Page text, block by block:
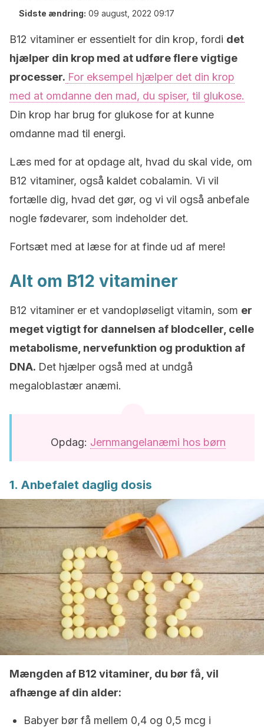
Sidste ændring: 09 august, 2022 09:17
B12 vitaminer er essentielt for din krop, fordi det
hjælper din krop med at udføre flere vigtige
processer. For eksempel hjælper det din krop
med at omdanne den mad, du spiser, til glukose.
Din krop har brug for glukose for at kunne
omdanne mad til energi.
Læs med for at opdage alt, hvad du skal vide, om
B12 vitaminer, også kaldet cobalamin. Vi vil
fortælle dig, hvad det gør, og vi vil også anbefale
nogle fødevarer, som indeholder det.
Fortsæt med at læse for at finde ud af mere!
Alt om B12 vitaminer
B12 vitaminer er et vandopløseligt vitamin, som er
meget vigtigt for dannelsen af blodceller, celle
metabolisme, nervefunktion og produktion af
DNA. Det hjælper også med at undgå
megaloblastær anæmi.
Opdag: Jernmangelanæmi hos børn
1. Anbefalet daglig dosis
Mængden af B12 vitaminer, du bør få, vil
afhænge af din alder:
Babyer bør få mellem 0,4 og 0,5 mcg i